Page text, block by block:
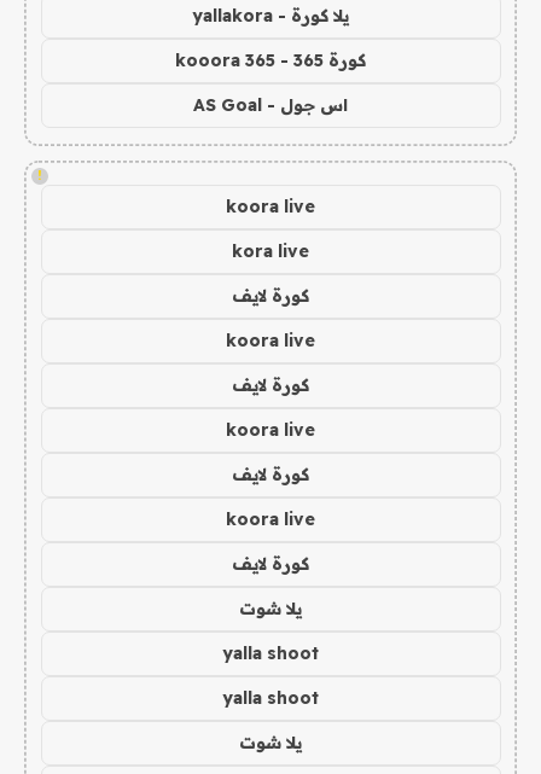
يلا كورة - yallakora
كورة 365 - kooora 365
اس جول - AS Goal
!
koora live
kora live
كورة لايف
koora live
كورة لايف
koora live
كورة لايف
koora live
كورة لايف
يلا شوت
yalla shoot
yalla shoot
يلا شوت